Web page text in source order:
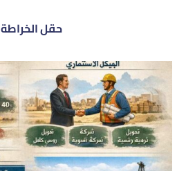
حقل الخراطة